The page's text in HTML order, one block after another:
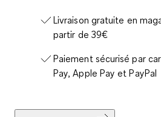
Livraison gratuite en
partir de 39€
Paiement sécurisé par
Pay, Apple Pay et PayPal